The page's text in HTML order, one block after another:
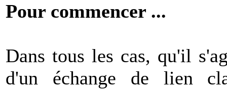
Pour commencer ...
Dans tous les cas, qu'il
d'un échange de lien